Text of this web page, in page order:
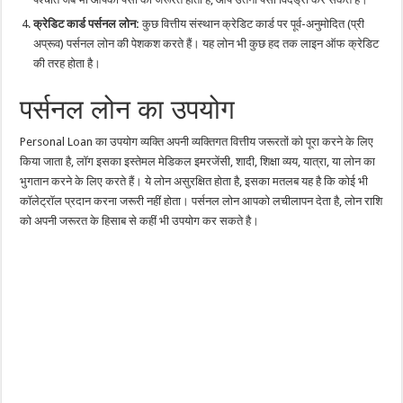
क्रेडिट कार्ड पर्सनल लोन: कुछ वित्तीय संस्थान क्रेडिट कार्ड पर पूर्व-अनुमोदित (प्री
अप्रूव) पर्सनल लोन की पेशकश करते हैं। यह लोन भी कुछ हद तक लाइन ऑफ क्रेडिट
की तरह होता है।
पर्सनल लोन का उपयोग
Personal Loan का उपयोग व्यक्ति अपनी व्यक्तिगत वित्तीय जरूरतों को पूरा करने के लिए
किया जाता है, लॉग इसका इस्तेमल मेडिकल इमरजेंसी, शादी, शिक्षा व्यय, यात्रा, या लोन का
भुगतान करने के लिए करते हैं। ये लोन असुरक्षित होता है, इसका मतलब यह है कि कोई भी
कॉलेट्रॉल प्रदान करना जरूरी नहीं होता। पर्सनल लोन आपको लचीलापन देता है, लोन राशि
को अपनी जरूरत के हिसाब से कहीं भी उपयोग कर सकते है।